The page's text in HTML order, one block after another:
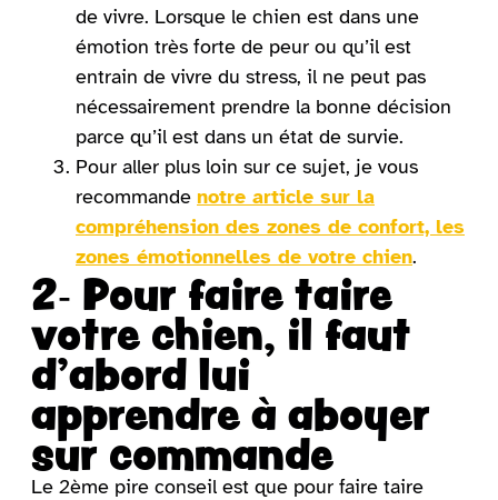
de vivre. Lorsque le chien est dans une
émotion très forte de peur ou qu’il est
entrain de vivre du stress, il ne peut pas
nécessairement prendre la bonne décision
parce qu’il est dans un état de survie.
Pour aller plus loin sur ce sujet, je vous
recommande notre article sur la
compréhension des zones de confort, les
zones émotionnelles de votre chien.
2- Pour faire taire
votre chien, il faut
d’abord lui
apprendre à aboyer
sur commande
Le 2ème pire conseil est que pour faire taire